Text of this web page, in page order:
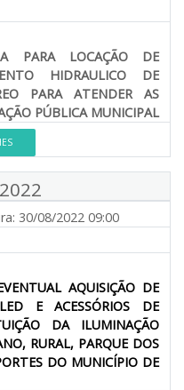
PARA LOCAÇÃO DE
HIDRAULICO DE
PARA ATENDER AS
PÚBLICA MUNICIPAL
30/08/2022 09:00
AQUISIÇÃO DE
E ACESSÓRIOS DE
DA ILUMINAÇÃO
RURAL, PARQUE DOS
DO MUNICÍPIO DE